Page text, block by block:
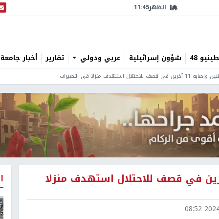
الظهر11:45
48 شؤون إسرائيلية عربي ودولي تقارير أخبار
3 مواطنين وإصابة 11 آخرين في قصف للاحتلال استهدف منزلا
2024-